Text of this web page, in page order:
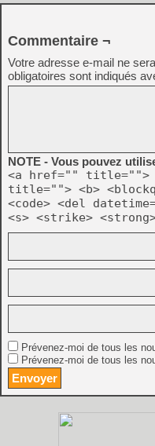
Commentaire ¬
Votre adresse e-mail ne
obligatoires sont indiqués
NOTE - Vous pouvez
<a href="" title="">
title=""> <b>
<code> <del
<s> <strike>
Prévenez-moi de tous les
Prévenez-moi de tous les